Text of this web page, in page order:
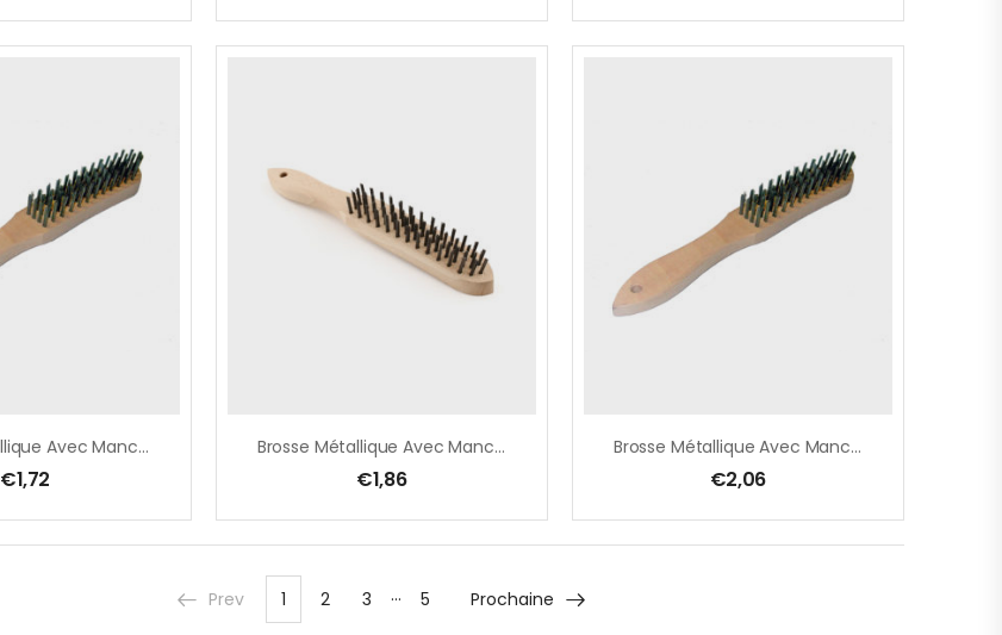
Brosse Métallique Avec Manche En Bois 3 Rangées
€1,72
Brosse Métallique Avec Manche En Bois 4 Rangées
€1,86
Brosse Métallique Avec Manche En Bois 5 Rangées
€2,06
Prev 1 2 3 … 5 Prochaine